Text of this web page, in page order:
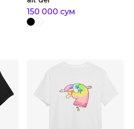
150 000 сум